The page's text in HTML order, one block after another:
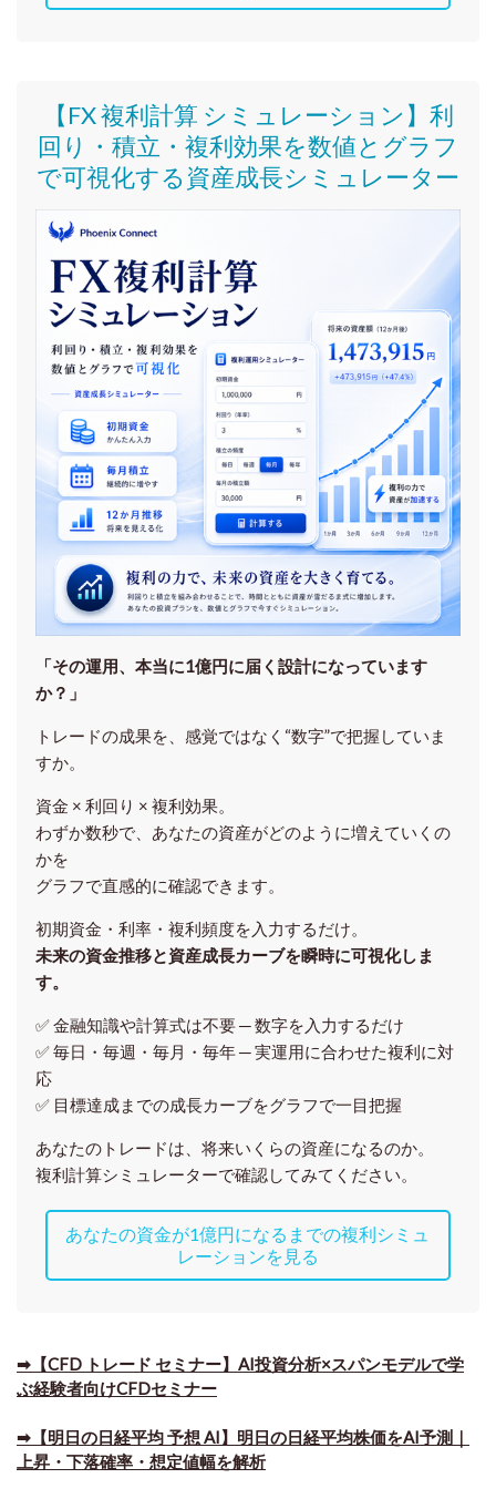
【FX 複利計算 シミュレーション】利
回り・積立・複利効果を数値とグラフ
で可視化する資産成長シミュレーター
「その運用、本当に1億円に届く設計になっています
か？」
トレードの成果を、感覚ではなく“数字”で把握していま
すか。
資金 × 利回り × 複利効果。
わずか数秒で、あなたの資産がどのように増えていくの
かを
グラフで直感的に確認できます。
初期資金・利率・複利頻度を入力するだけ。
未来の資金推移と資産成長カーブを瞬時に可視化しま
す。
✅ 金融知識や計算式は不要 ─ 数字を入力するだけ
✅ 毎日・毎週・毎月・毎年 ─ 実運用に合わせた複利に対
応
✅ 目標達成までの成長カーブをグラフで一目把握
あなたのトレードは、将来いくらの資産になるのか。
複利計算シミュレーターで確認してみてください。
あなたの資金が1億円になるまでの複利シミュ
レーションを見る
➡【CFD トレード セミナー】AI投資分析×スパンモデルで学
ぶ経験者向けCFDセミナー
➡【明日の日経平均 予想 AI】明日の日経平均株価をAI予測｜
上昇・下落確率・想定値幅を解析